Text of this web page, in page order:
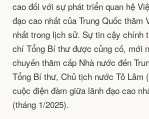
cao đối với sự phát triển quan hệ
đạo cao nhất của Trung Quốc thăm
nhất trong lịch sử. Sự tin cậy chính
chí Tổng Bí thư được củng cố, mới
chuyến thăm cấp Nhà nước đến
Tổng Bí thư, Chủ tịch nước Tô Lâm
cuộc điện đàm giữa lãnh đạo cao
(tháng 1/2025).